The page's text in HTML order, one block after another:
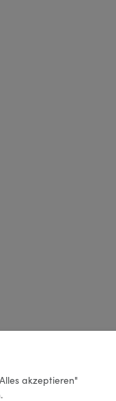
akzeptieren"